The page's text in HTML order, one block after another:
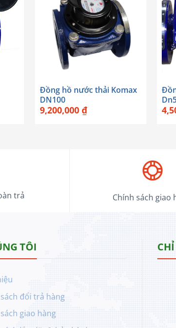
Đồng hồ nước thải Komax
DN100
9,200,000 ₫
trả Chính sách giao
TÔI
đổi trả hàng
giao hàng